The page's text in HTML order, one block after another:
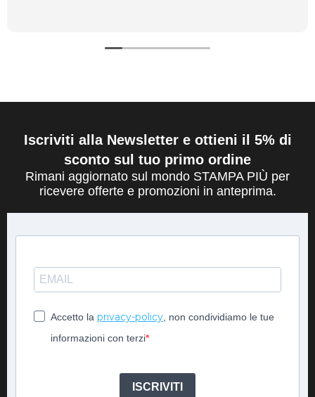
Iscriviti alla Newsletter e ottieni il 5% di
sconto sul tuo primo ordine
Rimani aggiornato sul mondo STAMPA PIÙ per
ricevere offerte e promozioni in anteprima.
Accetto la privacy-policy , non condividiamo le tue
informazioni con terzi
ISCRIVITI